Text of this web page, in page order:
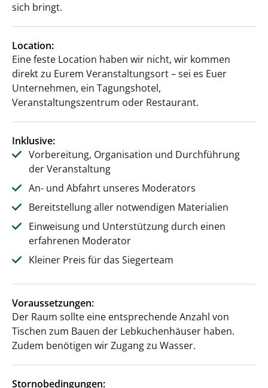
sich bringt.
Location:
Eine feste Location haben wir nicht, wir kommen
direkt zu Eurem Veranstaltungsort – sei es Euer
Unternehmen, ein Tagungshotel,
Veranstaltungszentrum oder Restaurant.
Inklusive:
Vorbereitung, Organisation und Durchführung
der Veranstaltung
An- und Abfahrt unseres Moderators
Bereitstellung aller notwendigen Materialien
Einweisung und Unterstützung durch einen
erfahrenen Moderator
Kleiner Preis für das Siegerteam
Voraussetzungen:
Der Raum sollte eine entsprechende Anzahl von
Tischen zum Bauen der Lebkuchenhäuser haben.
Zudem benötigen wir Zugang zu Wasser.
Stornobedingungen: